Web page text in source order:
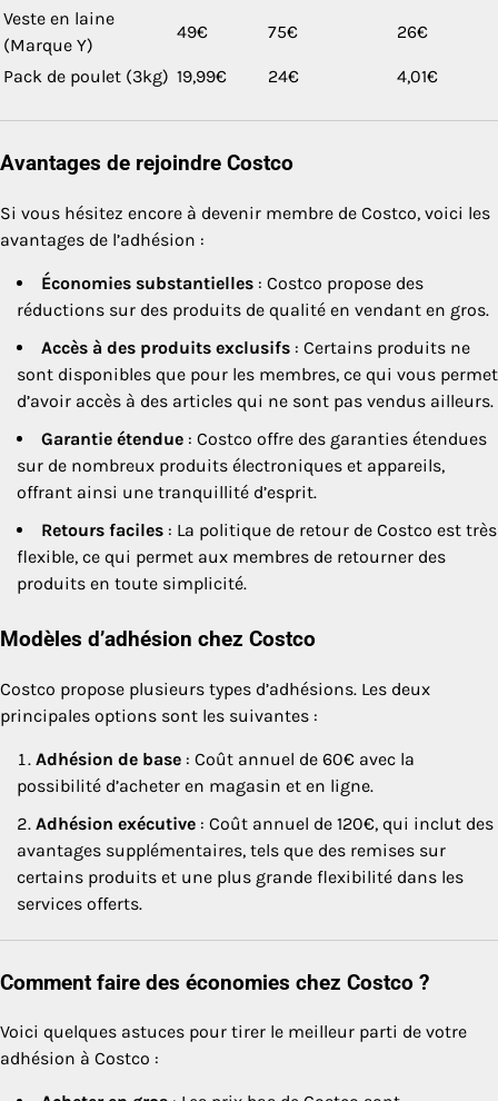
Veste en laine
(Marque Y)
49€ 75€ 26€
Pack de poulet (3kg) 19,99€ 24€ 4,01€
Avantages de rejoindre Costco
Si vous hésitez encore à devenir membre de Costco, voici les
avantages de l’adhésion :
Économies substantielles : Costco propose des
réductions sur des produits de qualité en vendant en gros.
Accès à des produits exclusifs : Certains produits ne
sont disponibles que pour les membres, ce qui vous permet
d’avoir accès à des articles qui ne sont pas vendus ailleurs.
Garantie étendue : Costco offre des garanties étendues
sur de nombreux produits électroniques et appareils,
offrant ainsi une tranquillité d’esprit.
Retours faciles : La politique de retour de Costco est très
flexible, ce qui permet aux membres de retourner des
produits en toute simplicité.
Modèles d’adhésion chez Costco
Costco propose plusieurs types d’adhésions. Les deux
principales options sont les suivantes :
Adhésion de base : Coût annuel de 60€ avec la
possibilité d’acheter en magasin et en ligne.
Adhésion exécutive : Coût annuel de 120€, qui inclut des
avantages supplémentaires, tels que des remises sur
certains produits et une plus grande flexibilité dans les
services offerts.
Comment faire des économies chez Costco ?
Voici quelques astuces pour tirer le meilleur parti de votre
adhésion à Costco :